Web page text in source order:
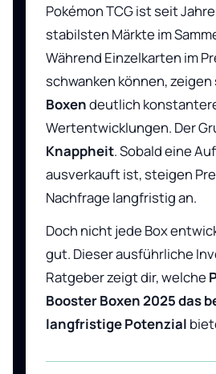
Pokémon TCG ist seit
stabilsten Märkte im
Während Einzelkarten im
schwanken können, zeigen
Boxendeutlich
Wertentwicklungen. Der
Knappheit. Sobald eine
ausverkauft ist, steigen
Nachfrage langfristig an.
Doch nicht jede Box
gut. Dieser ausführliche
Ratgeber zeigt dir, welche
Booster Boxen 2025 das
langfristige Potenzial